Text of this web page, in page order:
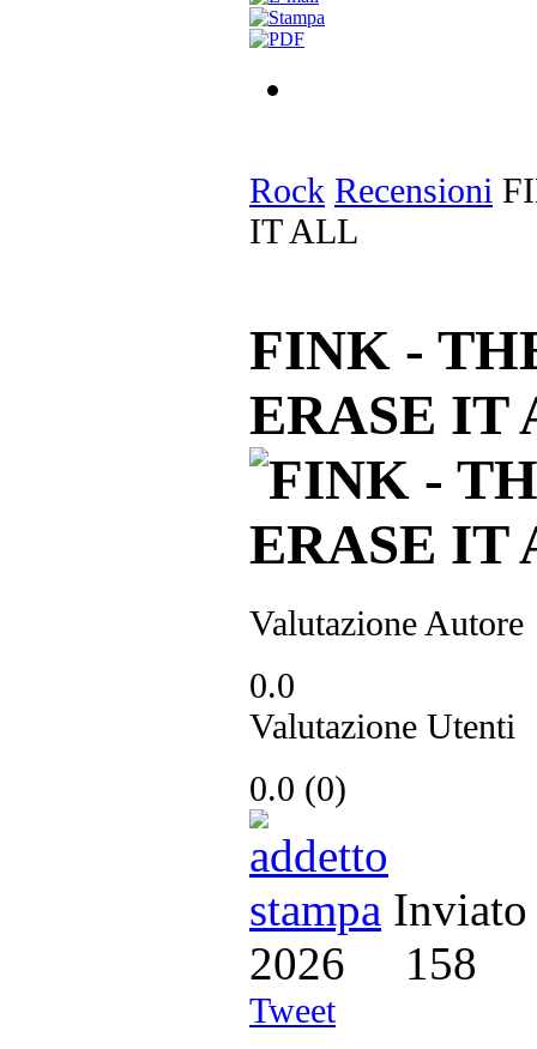
Rock Recensioni
IT ALL
FINK -
ERASE IT
Valutazione Autore
0.0
Valutazione Utenti
0.0 (0)
2026 158
Tweet